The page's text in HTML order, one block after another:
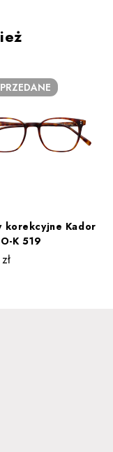
korekcyjne Kador
K 519
zł